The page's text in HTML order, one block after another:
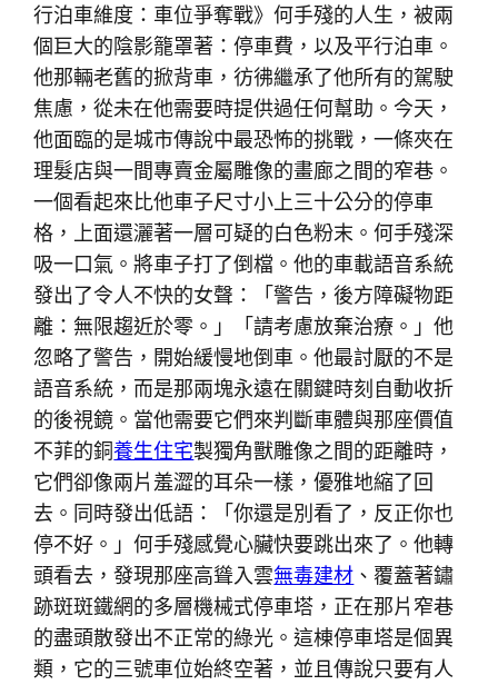
行泊車維度：車位爭奪戰》何手殘的人生，被兩
個巨大的陰影籠罩著：停車費，以及平行泊車。
他那輛老舊的掀背車，彷彿繼承了他所有的駕駛
焦慮，從未在他需要時提供過任何幫助。今天，
他面臨的是城市傳說中最恐怖的挑戰，一條夾在
理髮店與一間專賣金屬雕像的畫廊之間的窄巷。
一個看起來比他車子尺寸小上三十公分的停車
格，上面還灑著一層可疑的白色粉末。何手殘深
吸一口氣。將車子打了倒檔。他的車載語音系統
發出了令人不快的女聲：「警告，後方障礙物距
離：無限趨近於零。」「請考慮放棄治療。」他
忽略了警告，開始緩慢地倒車。他最討厭的不是
語音系統，而是那兩塊永遠在關鍵時刻自動收折
的後視鏡。當他需要它們來判斷車體與那座價值
不菲的銅養生住宅製獨角獸雕像之間的距離時，
它們卻像兩片羞澀的耳朵一樣，優雅地縮了回
去。同時發出低語：「你還是別看了，反正你也
停不好。」何手殘感覺心臟快要跳出來了。他轉
頭看去，發現那座高聳入雲無毒建材 、覆蓋著鏽
跡斑斑鐵網的多層機械式停車塔，正在那片窄巷
的盡頭散發出不正常的綠光。這棟停車塔是個異
類，它的三號車位始終空著，並且傳說只要有人